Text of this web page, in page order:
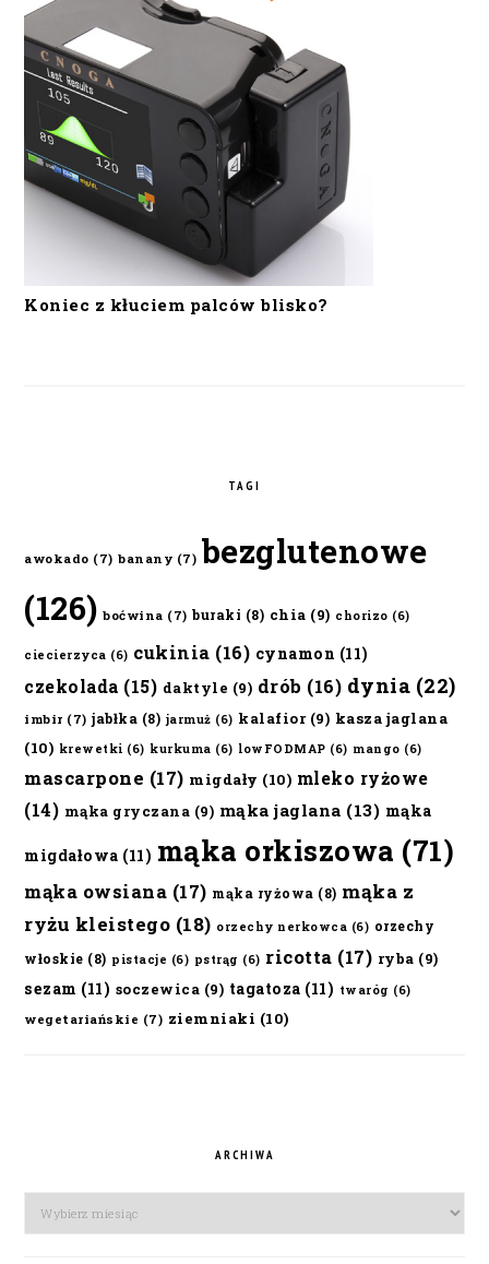
Koniec z kłuciem palców blisko?
TAGI
awokado (7) banany (7) bezglutenowe
(126) boćwina (7) buraki (8) chia (9) chorizo (6)
ciecierzyca (6) cukinia (16) cynamon (11)
czekolada (15) daktyle (9) drób (16) dynia (22)
imbir (7) jabłka (8) jarmuż (6) kalafior(9) kasza jaglana
(10) krewetki (6) kurkuma (6) lowFODMAP (6) mango (6)
mascarpone (17) migdały (10) mleko ryżowe
(14) mąka gryczana (9) mąka jaglana (13) mąka
migdałowa (11) mąka orkiszowa (71)
mąka owsiana (17) mąka ryżowa (8) mąka z
ryżu kleistego (18) orzechy nerkowca (6) orzechy
włoskie (8) pistacje (6) pstrąg (6) ricotta (17) ryba (9)
sezam (11) soczewica (9) tagatoza (11) twaróg (6)
wegetariańskie (7) ziemniaki (10)
ARCHIWA
Archiwa